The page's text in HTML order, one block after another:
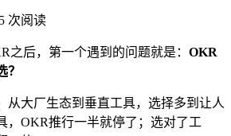
次阅读
之后，第一个遇到的问题就是： OKR
从大厂生态到垂直工具，选择多到让人
，OKR推行一半就停了；选对了工